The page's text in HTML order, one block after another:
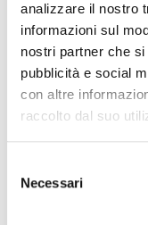
analizzare il nostro
informazioni sul
nostri partner che
pubblicità e social
con altre
raccolto dal suo
delNecessari
sempre più
dell’enologia”.